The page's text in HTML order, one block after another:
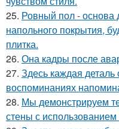
25. Ровный пол - основа
напольного покрытия,
плитка.
26. Она кадры после
27. Здесь каждая
воспоминаниях
28. Мы демонстрируем
стены с